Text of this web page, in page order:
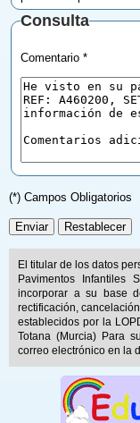
Consulta
Comentario *
(*) Campos Obligatorios
El titular de los datos
Pavimentos Infantiles
incorporar a su base
rectificación,
establecidos por la
Totana (Murcia) Para
correo electrónico en la